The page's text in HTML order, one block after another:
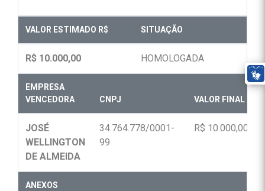
VALOR ESTIMADO R$ SITUAÇÃO
R$ 10.000,00 HOMOLOGADA
EMPRESA
VENCEDORA
CNPJ VALOR FINAL R$
JOSÉ
WELLINGTON
DE ALMEIDA
34.764.778/0001-
99
R$ 10.000,00
ANEXOS